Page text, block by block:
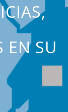
EN SU